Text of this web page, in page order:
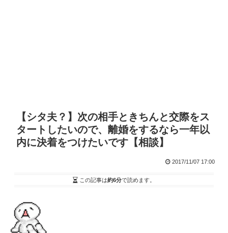
【シタ夫？】次の相手ときちんと交際をス
タートしたいので、離婚をするなら一年以
内に決着をつけたいです【相談】
2017/11/07 17:00
この記事は約6分で読めます。